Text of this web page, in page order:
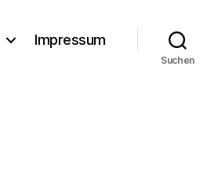
Impressum
Suchen